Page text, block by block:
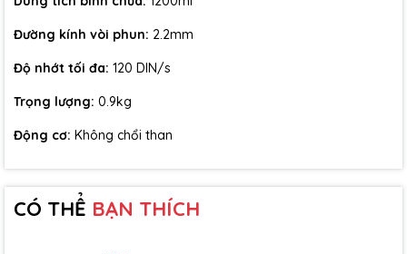
Đường kính vòi phun: 2.2mm
Độ nhớt tối đa: 120 DIN/s
Trọng lượng: 0.9kg
Động cơ: Không chổi than
CÓ THỂ BẠN THÍCH